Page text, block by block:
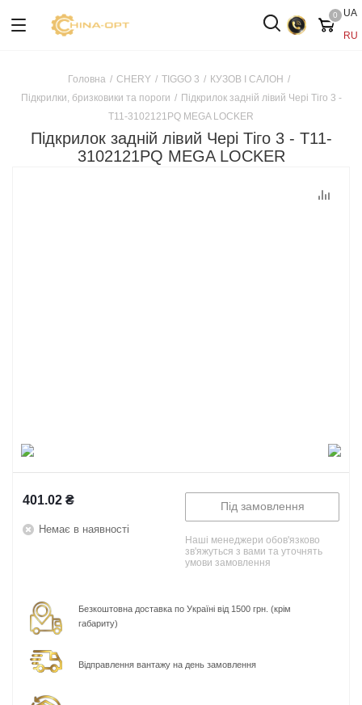
UA
RU
0
Головна / CHERY / TIGGO 3 / КУЗОВ І САЛОН /
Підкрилки, бризковики та пороги / Підкрилок задній лівий Чері Тіго 3 -
T11-3102121PQ MEGA LOCKER
Підкрилок задній лівий Чері Тіго 3 - T11-
3102121PQ MEGA LOCKER
401.02 ₴
Немає в наявності
Під замовлення
Наші менеджери обов'язково
зв'яжуться з вами та уточнять
умови замовлення
Безкоштовна доставка по Україні від 1500 грн. (крім
габариту)
Відправлення вантажу на день замовлення